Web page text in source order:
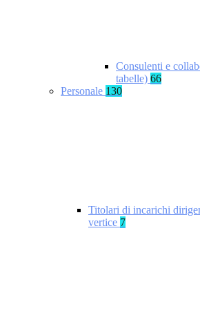
Consulenti e
tabelle) 66
Personale 130
Titolari di incarichi
vertice 7